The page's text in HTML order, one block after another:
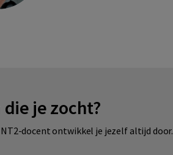
je zocht?
docent ontwikkel je jezelf altijd door.